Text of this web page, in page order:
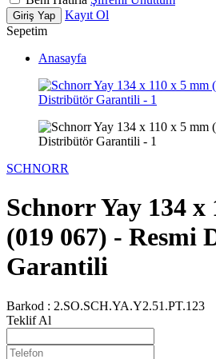
Giriş Yap
Kayıt Ol
Sepetim
Anasayfa
SCHNORR
Schnorr Yay 134 x
(019 067) - Resmi
Garantili
Barkod : 2.SO.SCH.YA.Y2.51.PT.123
Teklif Al